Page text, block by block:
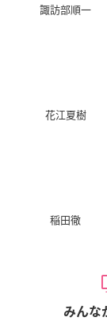
諏訪部順一
花江夏樹
稲田徹
みんな